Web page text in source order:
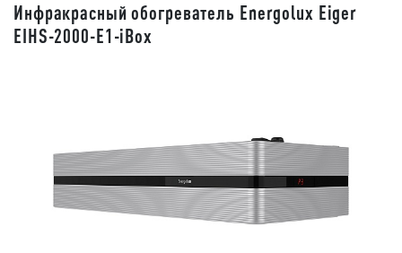
Инфракрасный обогреватель Energolux Eiger
EIHS-2000-E1-iBox